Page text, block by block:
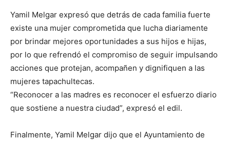
Yamil Melgar expresó que detrás de cada familia fuerte
existe una mujer comprometida que lucha diariamente
por brindar mejores oportunidades a sus hijos e hijas,
por lo que refrendó el compromiso de seguir impulsando
acciones que protejan, acompañen y dignifiquen a las
mujeres tapachultecas.
“Reconocer a las madres es reconocer el esfuerzo diario
que sostiene a nuestra ciudad”, expresó el edil.
Finalmente, Yamil Melgar dijo que el Ayuntamiento de